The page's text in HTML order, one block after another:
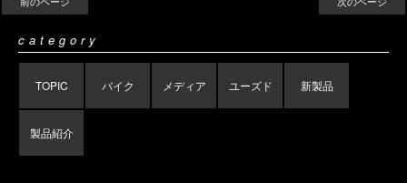
category
TOPIC バイク メディア ユーズド 新製品
製品紹介